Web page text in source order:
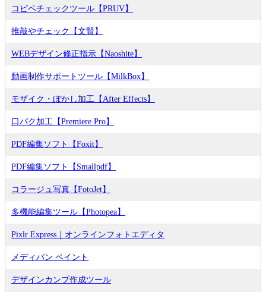
コピペチェックツール【PRUV】
推敲やチェック【文賢】
WEBデザイン修正指示【Naoshite】
動画制作サポートツール【MilkBox】
モザイク・ぼかし加工【After Effects】
口パク加工【Premiere Pro】
PDF編集ソフト【Foxit】
PDF編集ソフト【Smallpdf】
コラージュ写真【FotoJet】
多機能編集ツール【Photopea】
Pixlr Express｜オンラインフォトエディタ
メディバン ペイント
デザインカンプ作成ツール